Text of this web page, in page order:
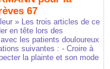
67
» Les trois articles de ce
en tête lors des
les patients douloureux
suivantes : - Croire à
la plainte et son mode